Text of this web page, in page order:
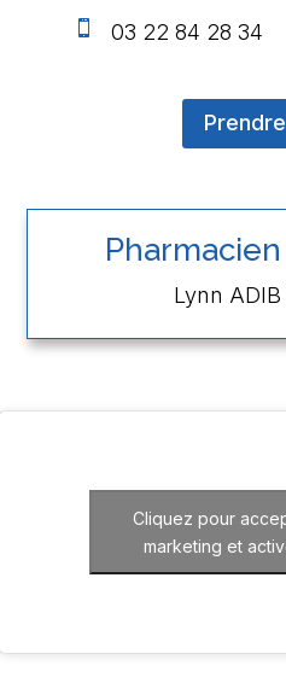
 03 22 84 28 34
Lynn ADIB
Cliquez pour
marketing et